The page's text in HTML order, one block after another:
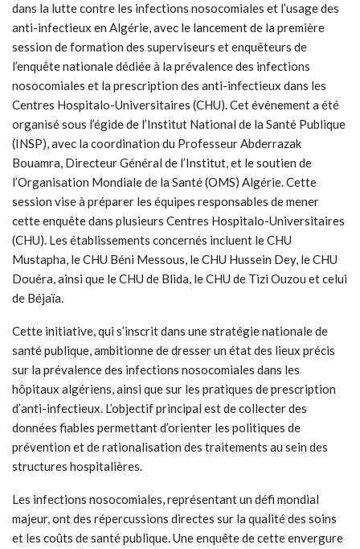
dans la lutte contre les infections nosocomiales et l’usage des
anti-infectieux en Algérie, avec le lancement de la première
session de formation des superviseurs et enquêteurs de
l’enquête nationale dédiéeà la prévalence des infections
nosocomiales et la prescription des anti-infectieux dans les
Centres Hospitalo-Universitaires (CHU). Cet événement a été
organisé sous l’égide de l’Institut National de la Santé Publique
(INSP), avec la coordination du Professeur Abderrazak
Bouamra, Directeur Général de l’Institut, et le soutien de
l’Organisation Mondiale de la Santé (OMS) Algérie. Cette
session vise à préparer les équipes responsables de mener
cette enquête dans plusieurs Centres Hospitalo-Universitaires
(CHU). Les établissements concernés incluent le CHU
Mustapha, le CHU Béni Messous, le CHU Hussein Dey, le CHU
Douéra, ainsi que le CHU de Blida, le CHU de Tizi Ouzou et celui
de Béjaïa.
Cette initiative, qui s’inscrit dans une stratégie nationale de
santé publique, ambitionne de dresser un état des lieux précis
sur la prévalence des infections nosocomiales dans les
hôpitaux algériens, ainsi que sur les pratiques de prescription
d’anti-infectieux. L’objectif principal est de collecter des
données fiables permettant d’orienter les politiques de
prévention et de rationalisation des traitements au sein des
structures hospitalières.
Les infections nosocomiales, représentant un défi mondial
majeur, ont des répercussions directes sur la qualité des soins
et les coûts de santé publique. Une enquête de cette envergure